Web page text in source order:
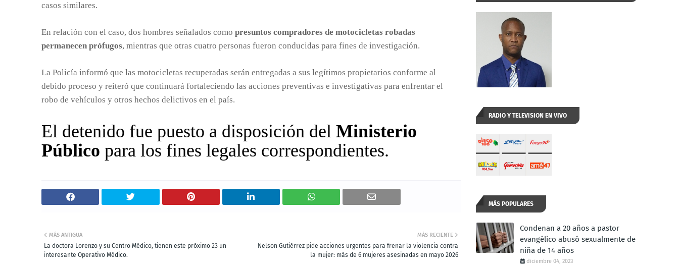
casos similares.
En relación con el caso, dos hombres señalados como presuntos compradores de motocicletas robadas
permanecen prófugos, mientras que otras cuatro personas fueron conducidas para fines de investigación.
La Policía informó que las motocicletas recuperadas serán entregadas a sus legítimos propietarios conforme al
debido proceso y reiteró que continuará fortaleciendo las acciones preventivas e investigativas para enfrentar el
robo de vehículos y otros hechos delictivos en el país.
El detenido fue puesto a disposición del Ministerio
Público para los fines legales correspondientes.
MÁS RECIENTE
Nelson Gutiérrez pide acciones urgentes para frenar la violencia contra
la mujer: más de 6 mujeres asesinadas en mayo 2026
MÁS ANTIGUA
La doctora Lorenzo y su Centro Médico, tienen este próximo 23 un
interesante Operativo Médico.
AUTORIZADA
RADIO Y TELEVISION EN VIVO
MÁS POPULARES
Condenan a 20 años a pastor
evangélico abusó sexualmente de
niña de 14 años
diciembre 04, 2023